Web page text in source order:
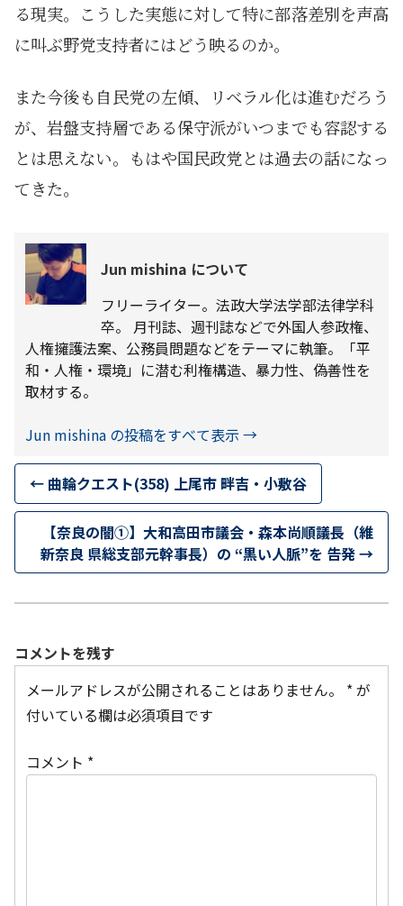
る現実。こうした実態に対して特に部落差別を声高
に叫ぶ野党支持者にはどう映るのか。
また今後も自民党の左傾、リベラル化は進むだろう
が、岩盤支持層である保守派がいつまでも容認する
とは思えない。もはや国民政党とは過去の話になっ
てきた。
Jun mishina について
フリーライター。法政大学法学部法律学科
卒。 月刊誌、週刊誌などで外国人参政権、
人権擁護法案、公務員問題などをテーマに執筆。「平
和・人権・環境」に潜む利権構造、暴力性、偽善性を
取材する。
Jun mishina の投稿をすべて表示 →
← 曲輪クエスト(358) 上尾市 畔吉・小敷谷
【奈良の闇①】大和高田市議会・森本尚順議長（維
新奈良 県総支部元幹事長）の “黒い人脈”を 告発→
コメントを残す
メールアドレスが公開されることはありません。
*が
付いている欄は必須項目です
コメント *